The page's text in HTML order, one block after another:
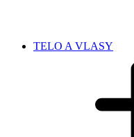
TELO A VLASY